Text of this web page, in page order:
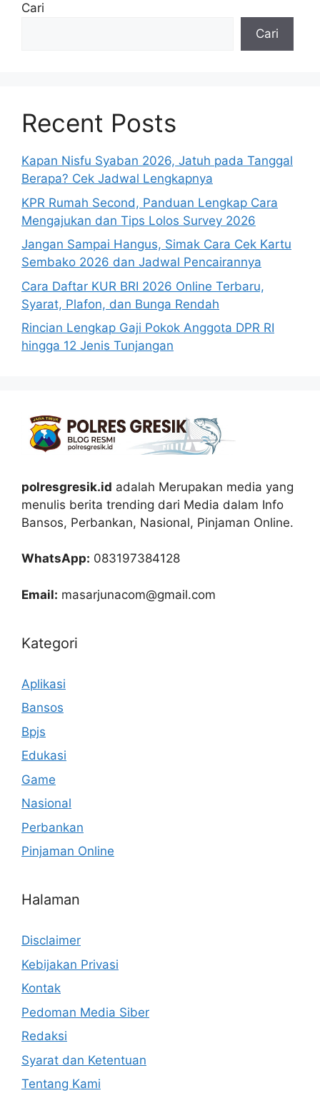
Cari
Cari
Recent Posts
Kapan Nisfu Syaban 2026, Jatuh pada Tanggal
Berapa? Cek Jadwal Lengkapnya
KPR Rumah Second, Panduan Lengkap Cara
Mengajukan dan Tips Lolos Survey 2026
Jangan Sampai Hangus, Simak Cara Cek Kartu
Sembako 2026 dan Jadwal Pencairannya
Cara Daftar KUR BRI 2026 Online Terbaru,
Syarat, Plafon, dan Bunga Rendah
Rincian Lengkap Gaji Pokok Anggota DPR RI
hingga 12 Jenis Tunjangan
polresgresik.id adalah Merupakan media yang
menulis berita trending dari Media dalam Info
Bansos, Perbankan, Nasional, Pinjaman Online.
WhatsApp: 083197384128
Email: masarjunacom@gmail.com
Kategori
Aplikasi
Bansos
Bpjs
Edukasi
Game
Nasional
Perbankan
Pinjaman Online
Halaman
Disclaimer
Kebijakan Privasi
Kontak
Pedoman Media Siber
Redaksi
Syarat dan Ketentuan
Tentang Kami